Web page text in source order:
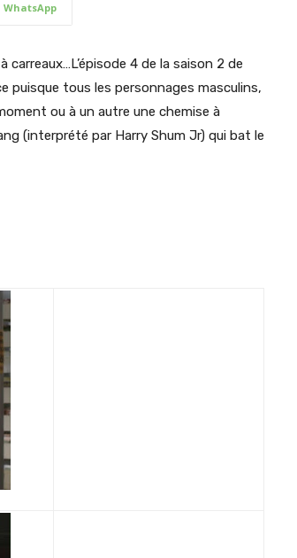
WhatsApp
4 de la saison 2 de
tous les personnages masculins,
ou à un autre une chemise à
(interprété par Harry Shum Jr) qui bat le